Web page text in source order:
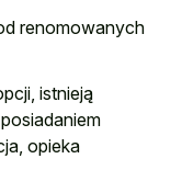
renomowanych
istnieją
opieka